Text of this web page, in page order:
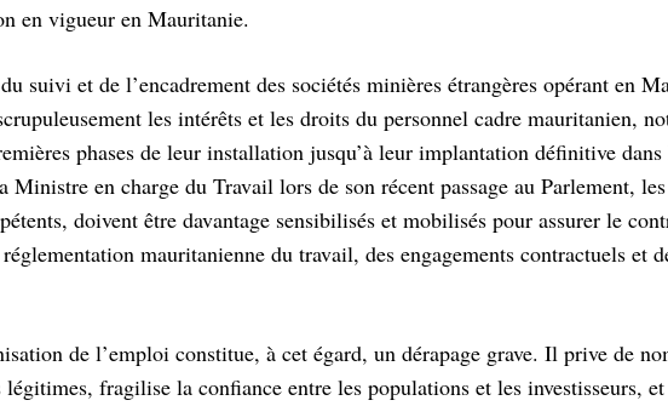
en vigueur en Mauritanie.
suivi et de l’encadrement des sociétés minières étrangères opérant en
les intérêts et les droits du personnel cadre mauritanien,
phases de leur installation jusqu’à leur implantation définitive dans
Ministre en charge du Travail lors de son récent passage au Parlement,
doivent être davantage sensibilisés et mobilisés pour assurer le
mauritanienne du travail, des engagements contractuels et
de l’emploi constitue, à cet égard, un dérapage grave. Il prive de
fragilise la confiance entre les populations et les investisseurs,